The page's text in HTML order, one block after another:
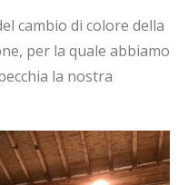
cambio di colore della
per la quale abbiamo
la nostra